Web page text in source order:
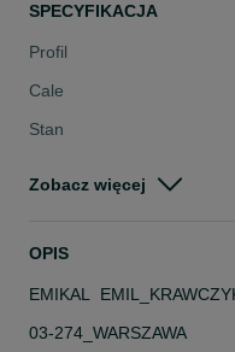
SPECYFIKACJA
Profil
Cale
Stan
Szerokość
Zobacz więcej
OPIS
EMIKAL
03-